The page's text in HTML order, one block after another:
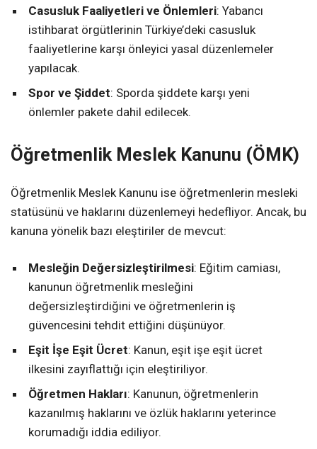
Casusluk Faaliyetleri ve Önlemleri: Yabancı
istihbarat örgütlerinin Türkiye’deki casusluk
faaliyetlerine karşı önleyici yasal düzenlemeler
yapılacak.
Spor ve Şiddet: Sporda şiddete karşı yeni
önlemler pakete dahil edilecek.
Öğretmenlik Meslek Kanunu (ÖMK)
Öğretmenlik Meslek Kanunu ise öğretmenlerin mesleki
statüsünü ve haklarını düzenlemeyi hedefliyor. Ancak, bu
kanuna yönelik bazı eleştiriler de mevcut:
Mesleğin Değersizleştirilmesi: Eğitim camiası,
kanunun öğretmenlik mesleğini
değersizleştirdiğini ve öğretmenlerin iş
güvencesini tehdit ettiğini düşünüyor.
Eşit İşe Eşit Ücret: Kanun, eşit işe eşit ücret
ilkesini zayıflattığı için eleştiriliyor.
Öğretmen Hakları: Kanunun, öğretmenlerin
kazanılmış haklarını ve özlük haklarını yeterince
korumadığı iddia ediliyor.